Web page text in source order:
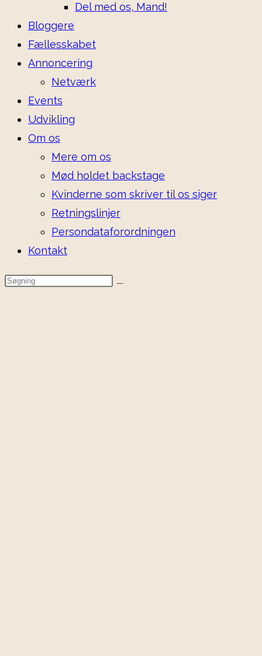
Del med os, Mand!
Bloggere
Fællesskabet
Annoncering
Netværk
Events
Udvikling
Om os
Mere om os
Mød holdet backstage
Kvinderne som skriver til os siger
Retningslinjer
Persondataforordningen
Kontakt